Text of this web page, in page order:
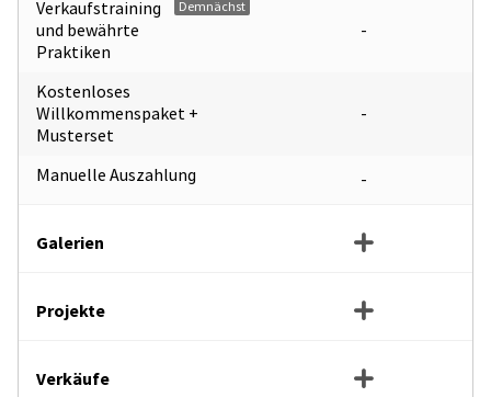
Verkaufstraining
und bewährte
Praktiken
Demnächst
Kostenloses
Willkommenspaket +
Musterset
Manuelle Auszahlung
Galerien
Projekte
Verkäufe
-
-
-